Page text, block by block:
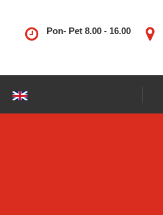
Pon- Pet 8.00 - 16.00